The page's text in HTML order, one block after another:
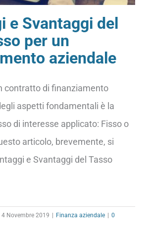
e Svantaggi del
per un
aziendale
contratto di finanziamento
aspetti fondamentali è la
di interesse applicato: Fisso o
articolo, brevemente, si
e Svantaggi del Tasso
4 Novembre 2019 Finanza aziendale
0